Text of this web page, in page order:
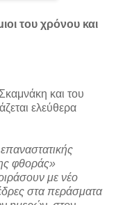
του χρόνου και
και του
ελεύθερα
φθοράς»
με νέο
στα περάσματα